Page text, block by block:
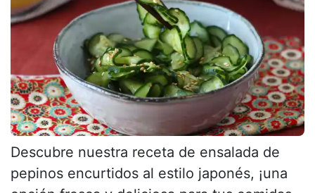
Descubre nuestra receta de ensalada de
pepinos encurtidos al estilo japonés, ¡una